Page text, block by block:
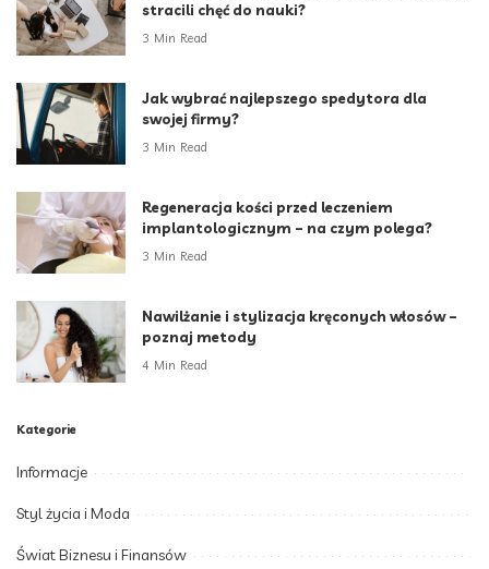
stracili chęć do nauki?
3 Min Read
Jak wybrać najlepszego spedytora dla
swojej firmy?
3 Min Read
Regeneracja kości przed leczeniem
implantologicznym – na czym polega?
3 Min Read
Nawilżanie i stylizacja kręconych włosów –
poznaj metody
4 Min Read
Kategorie
Informacje
Styl życia i Moda
Świat Biznesu i Finansów